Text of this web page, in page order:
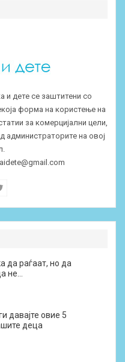
и дете се заштитени со
форма на користење на
за комерцијални цели,
администраторите на овој
да раѓаат, но да
не…
давајте овие 5
деца